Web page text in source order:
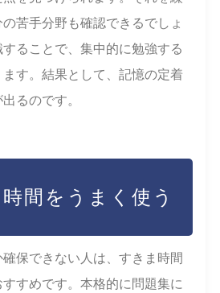
苦手分野も確認できるでしょ
ることで、集中的に勉強する
す。結果として、記憶の定着
るのです。
間をうまく使う
保できない人は、すきま時間
すめです。本格的に問題集に